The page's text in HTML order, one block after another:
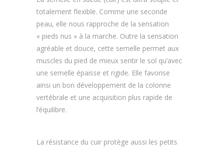
totalement flexible. Comme une seconde
peau, elle nous rapproche de la sensation
« pieds nus » à la marche. Outre la sensation
agréable et douce, cette semelle permet aux
muscles du pied de mieux sentir le sol qu’avec
une semelle épaisse et rigide. Elle favorise
ainsi un bon développement de la colonne
vertébrale et une acquisition plus rapide de
l’équilibre.
La résistance du cuir protège aussi les petits